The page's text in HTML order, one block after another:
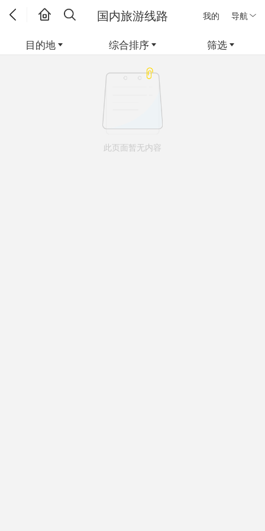
我的 导航
国内旅游线路
目的地 综合排序 筛选
此页面暂无内容